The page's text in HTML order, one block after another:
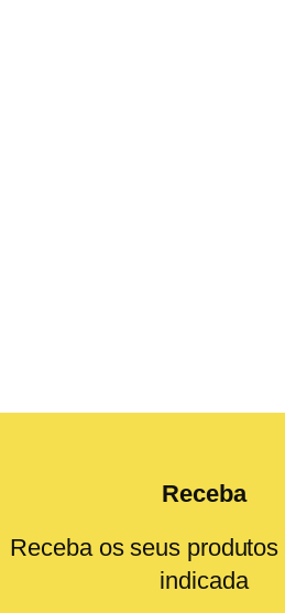
Receba
Receba os seus
indicada